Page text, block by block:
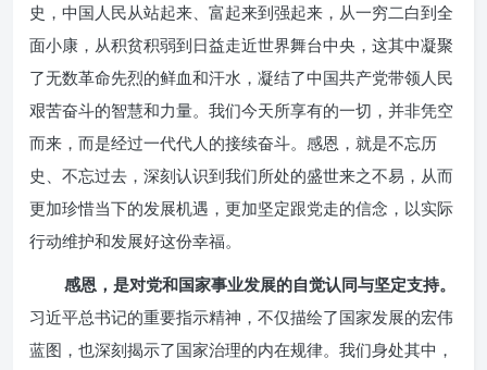
史，中国人民从站起来、富起来到强起来，从一穷二白到全
面小康，从积贫积弱到日益走近世界舞台中央，这其中凝聚
了无数革命先烈的鲜血和汗水，凝结了中国共产党带领人民
艰苦奋斗的智慧和力量。我们今天所享有的一切，并非凭空
而来，而是经过一代代人的接续奋斗。感恩，就是不忘历
史、不忘过去，深刻认识到我们所处的盛世来之不易，从而
更加珍惜当下的发展机遇，更加坚定跟党走的信念，以实际
行动维护和发展好这份幸福。
感恩，是对党和国家事业发展的自觉认同与坚定支持。
习近平总书记的重要指示精神，不仅描绘了国家发展的宏伟
蓝图，也深刻揭示了国家治理的内在规律。我们身处其中，